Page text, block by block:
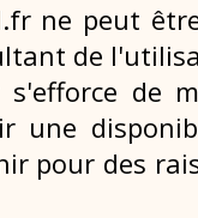
ne peut
de
s'efforce de
une
pour des